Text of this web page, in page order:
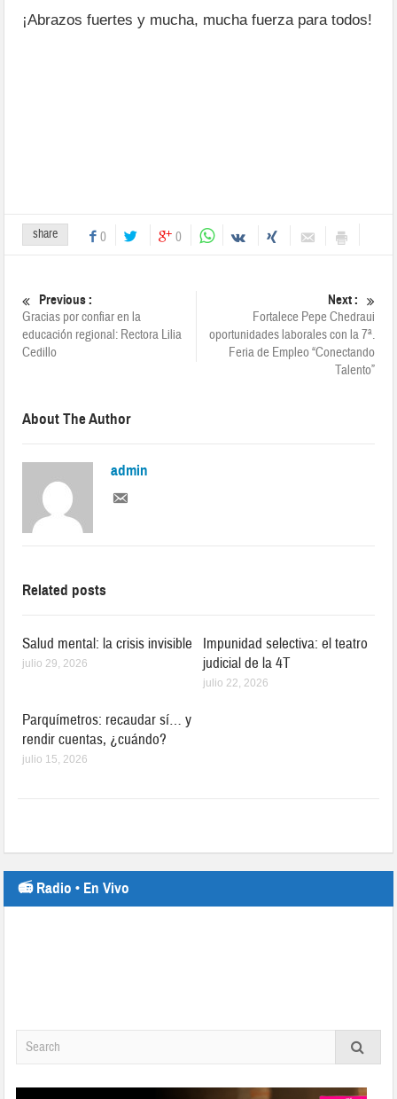
¡Abrazos fuertes y mucha, mucha fuerza para todos!
share 0 0
Previous :
Gracias por confiar en la
educación regional: Rectora Lilia
Cedillo
Next :
Fortalece Pepe Chedraui
oportunidades laborales con la 7ª.
Feria de Empleo “Conectando
Talento”
About The Author
admin
Related posts
Salud mental: la crisis invisible
julio 29, 2026
Impunidad selectiva: el teatro
judicial de la 4T
julio 22, 2026
Parquímetros: recaudar sí… y
rendir cuentas, ¿cuándo?
julio 15, 2026
📻 Radio • En Vivo